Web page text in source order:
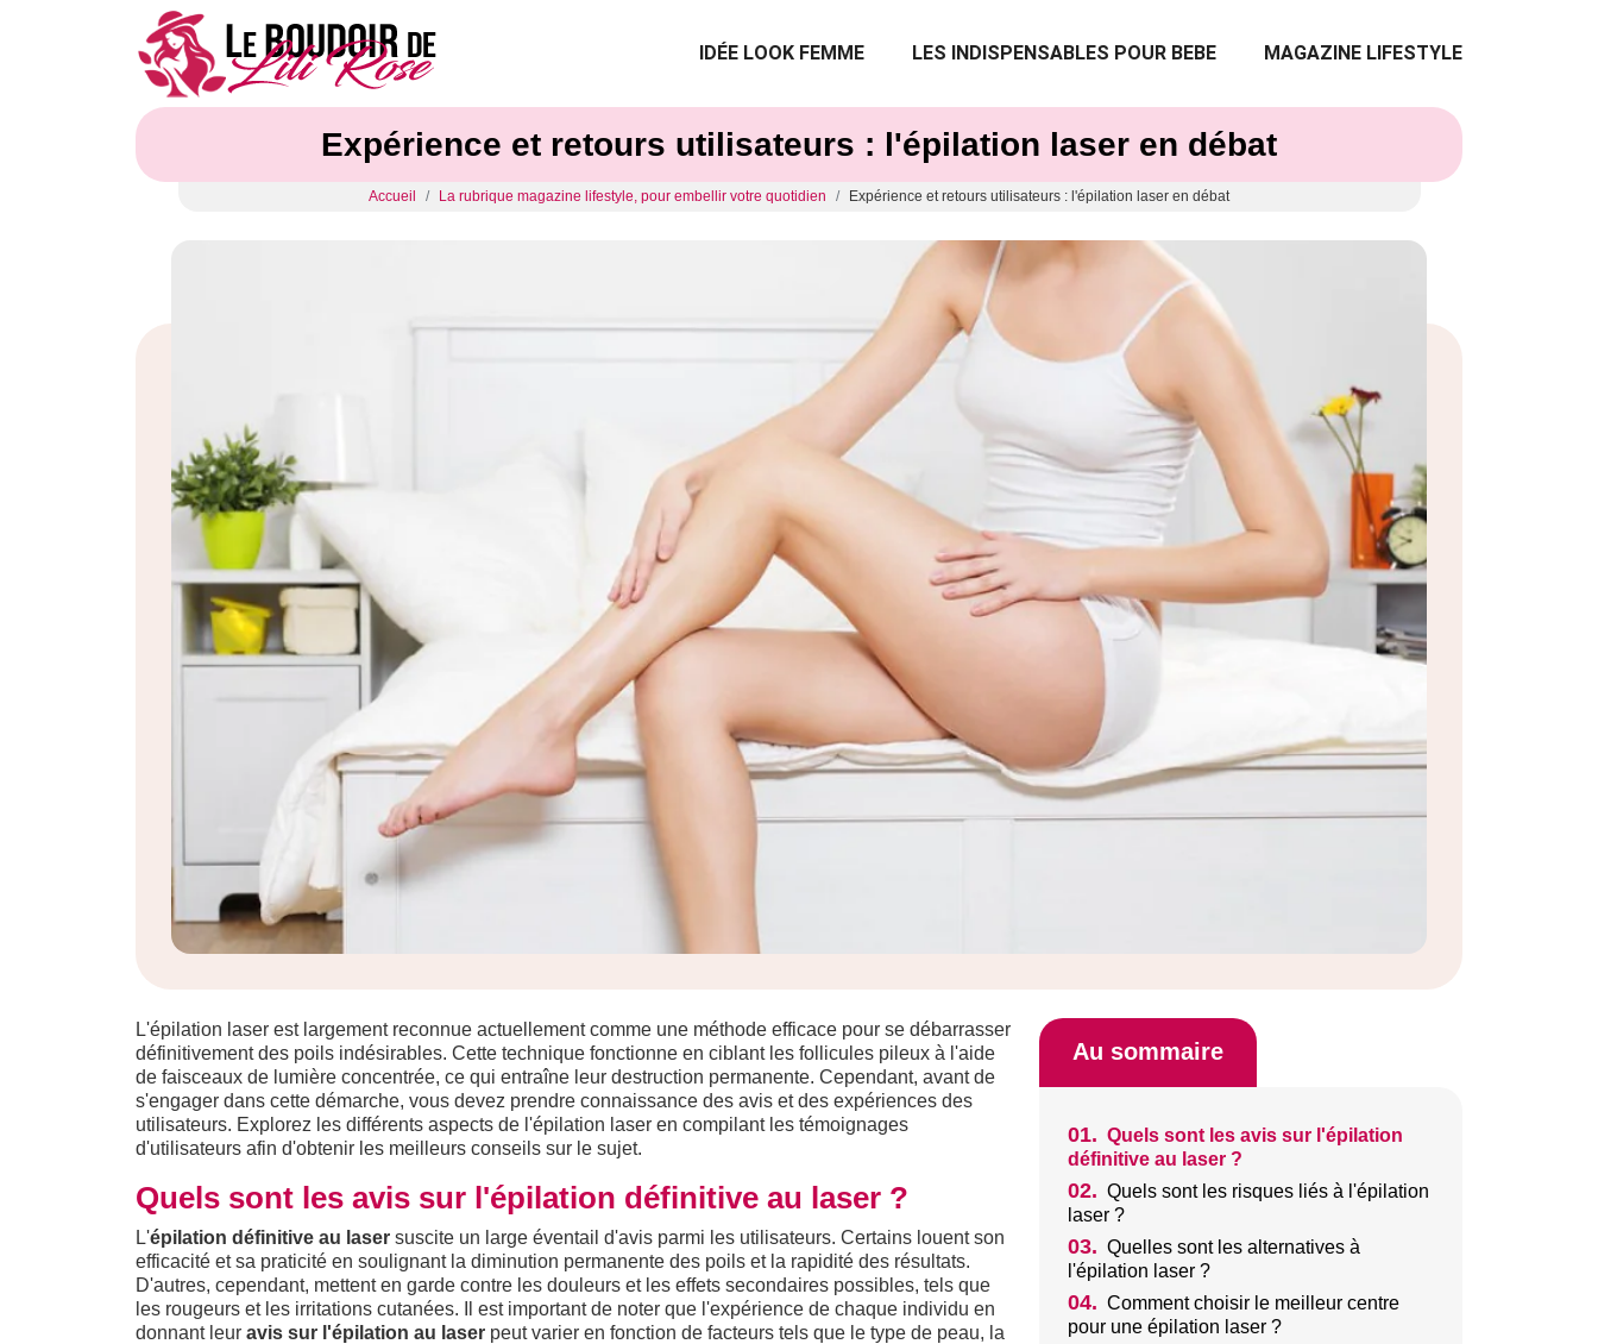
IDÉE LOOK FEMME LES INDISPENSABLES POUR BEBE MAGAZINE LIFESTYLE
Expérience et retours utilisateurs : l'épilation laser en débat
Accueil La rubrique magazine lifestyle, pour embellir votre quotidien Expérience et retours utilisateurs : l'épilation laser en débat
L'épilation laser est largement reconnue actuellement comme une méthode efficace pour se débarrasser
définitivement des poils indésirables. Cette technique fonctionne en ciblant les follicules pileux à l'aide
de faisceaux de lumière concentrée, ce qui entraîne leur destruction permanente. Cependant, avant de
s'engager dans cette démarche, vous devez prendre connaissance des avis et des expériences des
utilisateurs. Explorez les différents aspects de l'épilation laser en compilant les témoignages
d'utilisateurs afin d'obtenir les meilleurs conseils sur le sujet.
Quels sont les avis sur l'épilation définitive au laser ?
L'épilation définitive au laser suscite un large éventail d'avis parmi les utilisateurs. Certains louent son
efficacité et sa praticité en soulignant la diminution permanente des poils et la rapidité des résultats.
D'autres, cependant, mettent en garde contre les douleurs et les effets secondaires possibles, tels que
les rougeurs et les irritations cutanées. Il est important de noter que l'expérience de chaque individu en
donnant leur avis sur l'épilation au laser peut varier en fonction de facteurs tels que le type de peau, la
Au sommaire
01. Quels sont les avis sur l'épilation
définitive au laser ?
02. Quels sont les risques liés à l'épilation
laser ?
03. Quelles sont les alternatives à
l'épilation laser ?
04. Comment choisir le meilleur centre
pour une épilation laser ?